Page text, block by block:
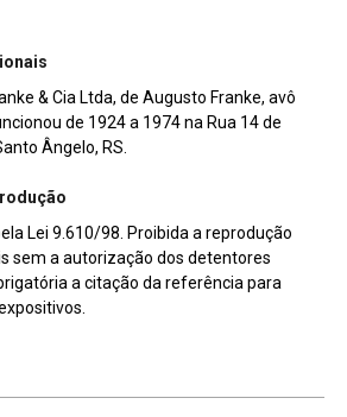
& Cia Ltda, de Augusto Franke, avô
de 1924 a 1974 na Rua 14 de
Ângelo, RS.
Lei 9.610/98. Proibida a reprodução
sem a autorização dos detentores
a citação da referência para